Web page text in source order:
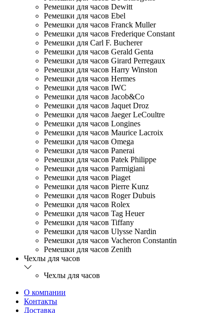
Ремешки для часов Dewitt
Ремешки для часов Ebel
Ремешки для часов Franck Muller
Ремешки для часов Frederique Constant
Ремешки для Carl F. Bucherer
Ремешки для часов Gerald Genta
Ремешки для часов Girard Perregaux
Ремешки для часов Harry Winston
Ремешки для часов Hermes
Ремешки для часов IWC
Ремешки для часов Jacob&Co
Ремешки для часов Jaquet Droz
Ремешки для часов Jaeger LeCoultre
Ремешки для часов Longines
Ремешки для часов Maurice Lacroix
Ремешки для часов Omega
Ремешки для часов Panerai
Ремешки для часов Patek Philippe
Ремешки для часов Parmigiani
Ремешки для часов Piaget
Ремешки для часов Pierre Kunz
Ремешки для часов Roger Dubuis
Ремешки для часов Rolex
Ремешки для часов Tag Heuer
Ремешки для часов Tiffany
Ремешки для часов Ulysse Nardin
Ремешки для часов Vacheron Constantin
Ремешки для часов Zenith
Чехлы для часов
Чехлы для часов
О компании
Контакты
Доставка